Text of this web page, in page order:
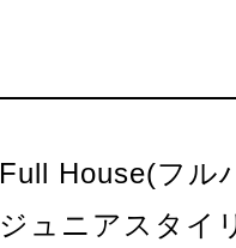
Full House(フル
ジュニアスタイ